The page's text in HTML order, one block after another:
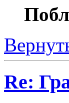
Re: